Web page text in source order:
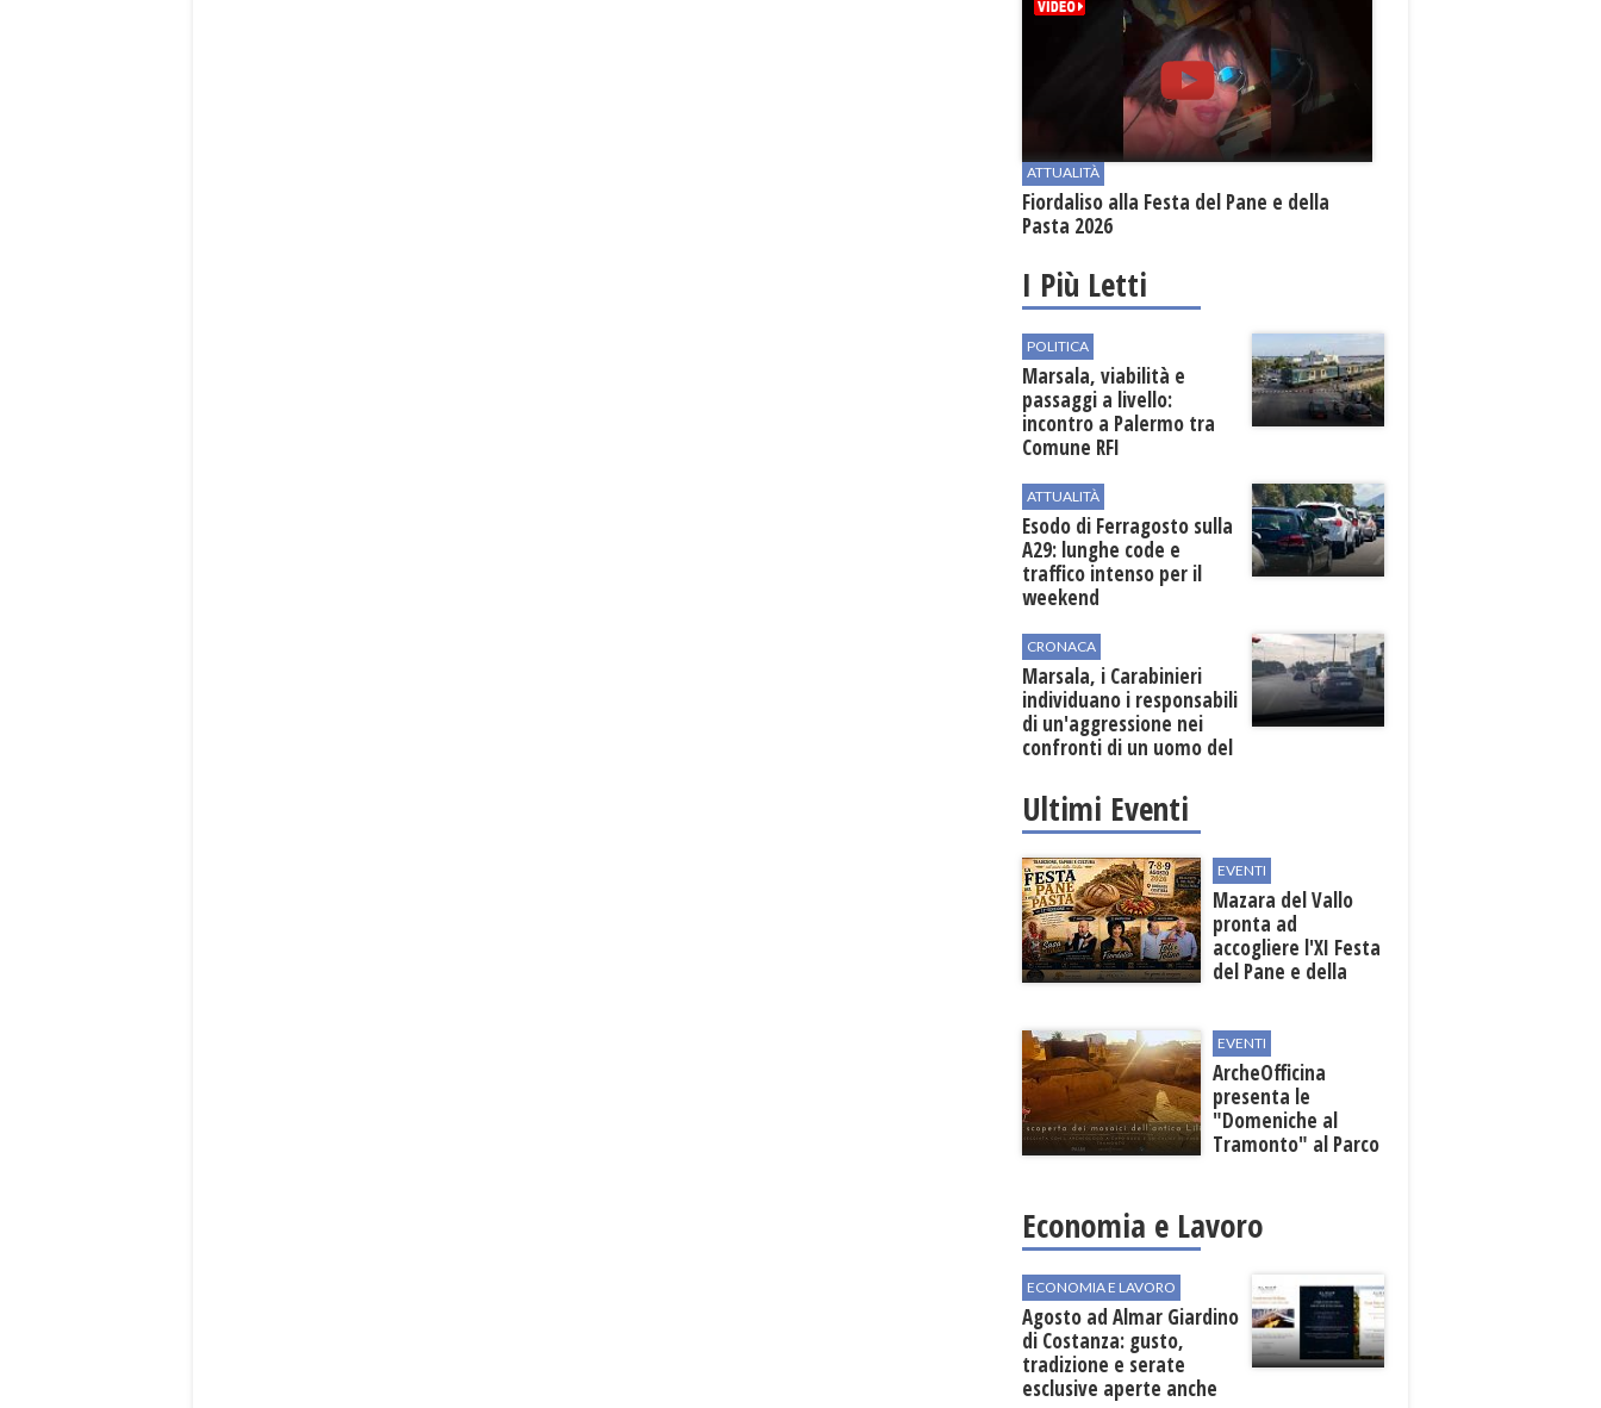
ATTUALITÀ
Fiordaliso alla Festa del Pane e della
Pasta 2026
I Più Letti
POLITICA
Marsala, viabilità e
passaggi a livello:
incontro a Palermo tra
Comune RFI
ATTUALITÀ
Esodo di Ferragosto sulla
A29: lunghe code e
traffico intenso per il
weekend
CRONACA
Marsala, i Carabinieri
individuano i responsabili
di un'aggressione nei
confronti di un uomo del
Ultimi Eventi
EVENTI
Mazara del Vallo
pronta ad
accogliere l'XI Festa
del Pane e della
EVENTI
ArcheOfficina
presenta le
"Domeniche al
Tramonto" al Parco
Economia e Lavoro
ECONOMIA E LAVORO
Agosto ad Almar Giardino
di Costanza: gusto,
tradizione e serate
esclusive aperte anche